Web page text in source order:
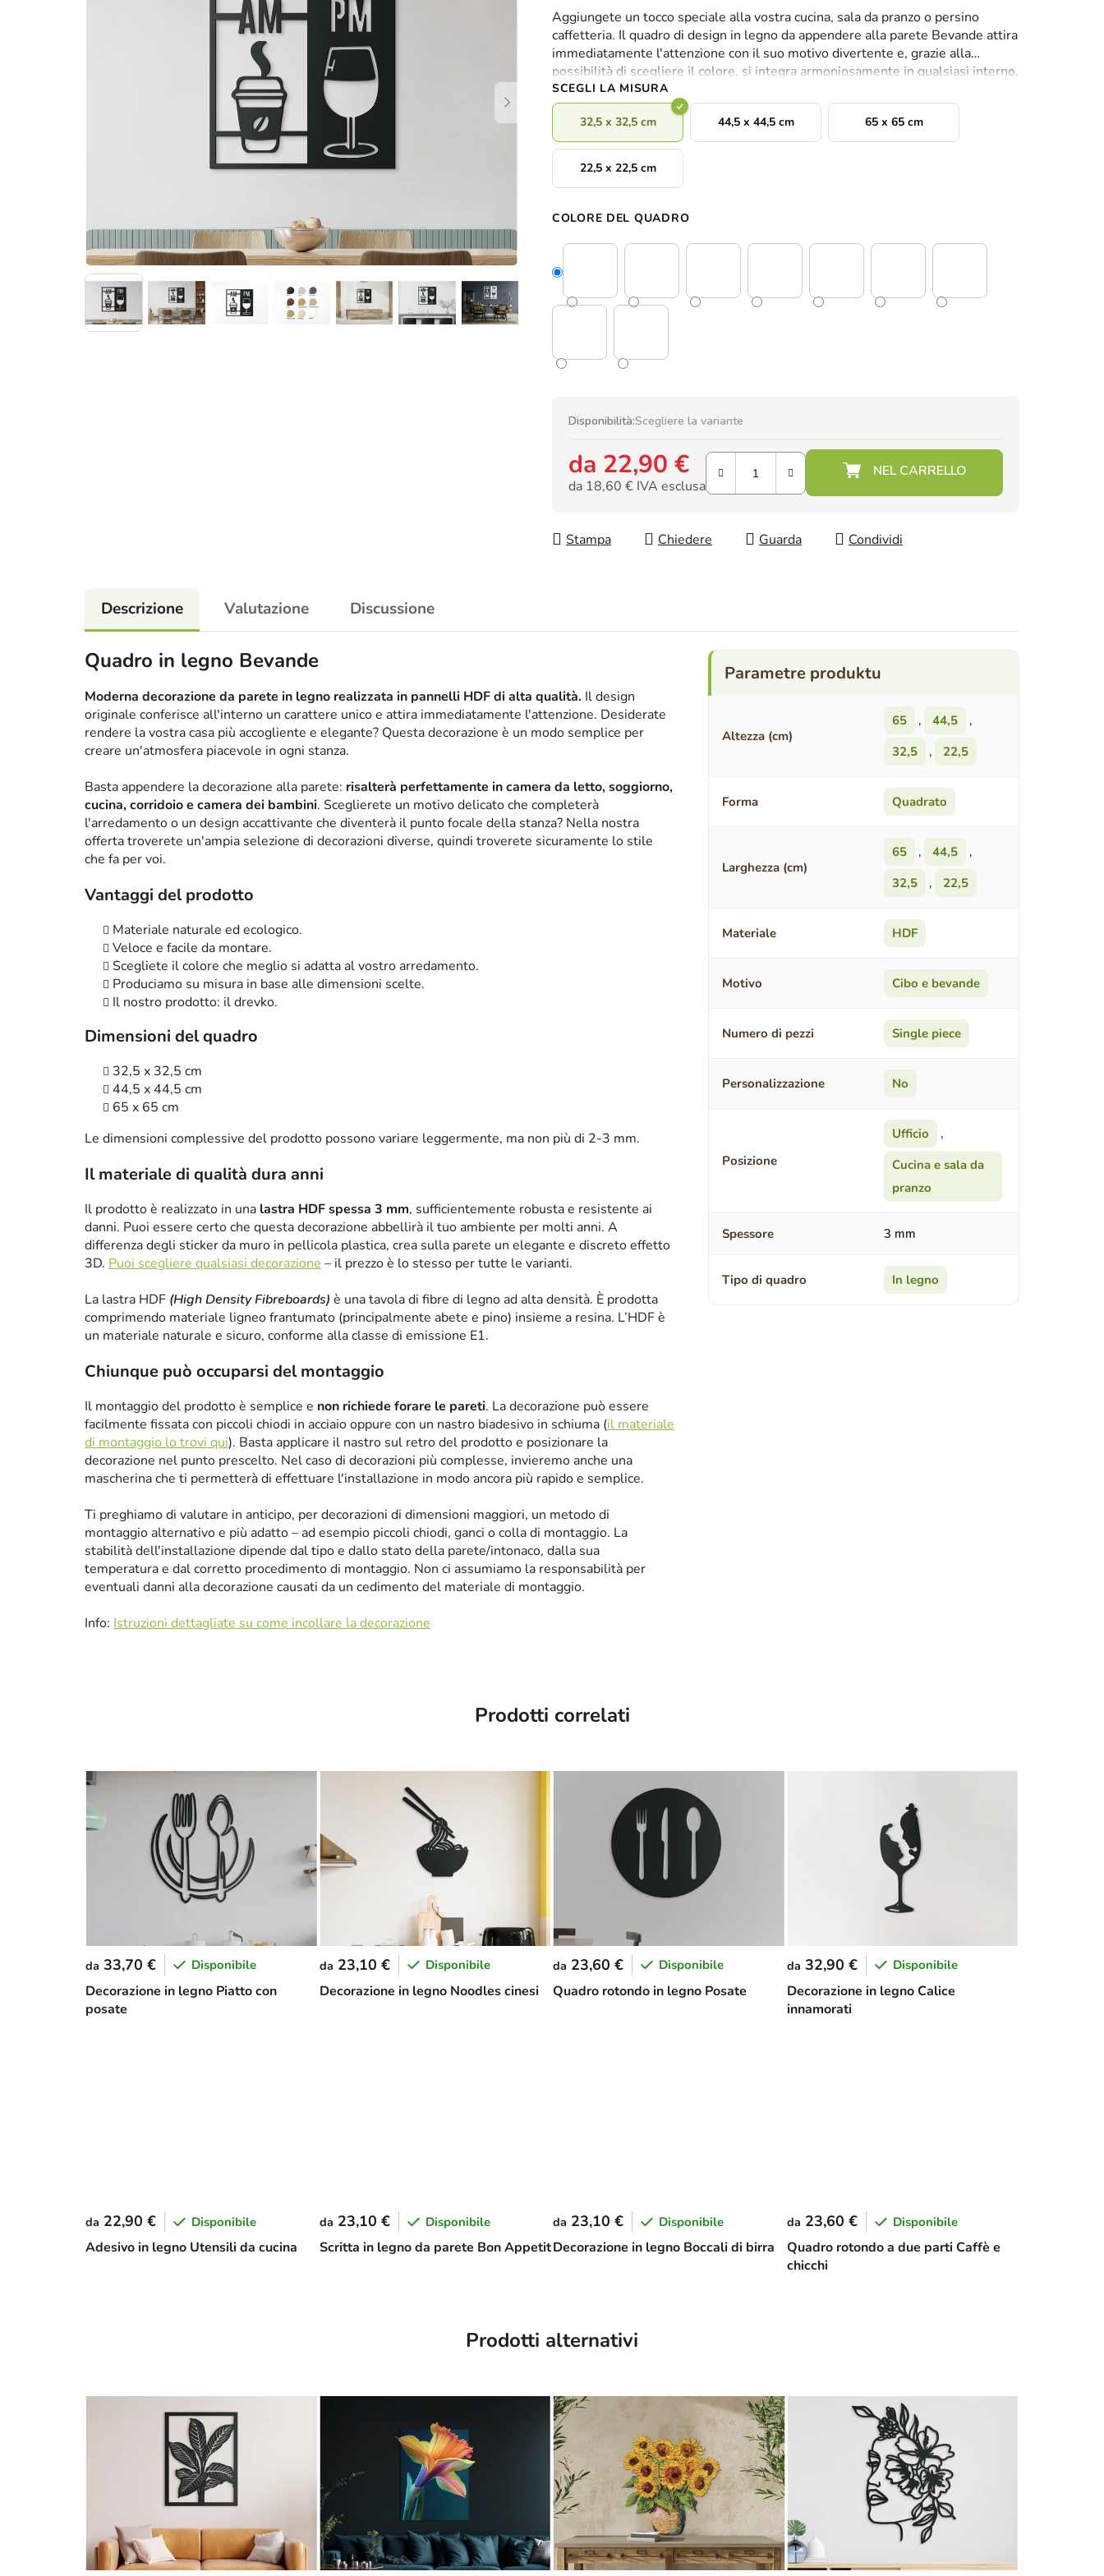
media
del
prodotto
è
0,0
su
stelle.
Aggiungete un tocco speciale alla vostra cucina, sala da pranzo o persino
caffetteria. Il quadro di design in legno da appendere alla parete Bevande attira
immediatamente l'attenzione con il suo motivo divertente e, grazie alla
possibilità di scegliere il colore, si integra armoniosamente in qualsiasi interno.
SCEGLI LA MISURA
32,5 x 32,5 cm 44,5 x 44,5 cm 65 x 65 cm
22,5 x 22,5 cm
COLORE DEL QUADRO
Disponibilità:Scegliere la variante
da 22,90 €
da 18,60 € IVA esclusa
Stampa
Chiedere Guarda Condividi
Descrizione Valutazione Discussione
Quadro in legno Bevande
Moderna decorazione da parete in legno realizzata in pannelli HDF di alta qualità. Il design
originale conferisce all'interno un carattere unico e attira immediatamente l'attenzione. Desiderate
rendere la vostra casa più accogliente e elegante? Questa decorazione è un modo semplice per
creare un'atmosfera piacevole in ogni stanza.
Basta appendere la decorazione alla parete: risalterà perfettamente in camera da letto, soggiorno,
cucina, corridoio e camera dei bambini. Sceglierete un motivo delicato che completerà
l'arredamento o un design accattivante che diventerà il punto focale della stanza? Nella nostra
offerta troverete un'ampia selezione di decorazioni diverse, quindi troverete sicuramente lo stile
che fa per voi.
Vantaggi del prodotto
Materiale naturale ed ecologico.
Veloce e facile da montare.
Scegliete il colore che meglio si adatta al vostro arredamento.
Produciamo su misura in base alle dimensioni scelte.
Il nostro prodotto: il drevko.
Dimensioni del quadro
32,5 x 32,5 cm
44,5 x 44,5 cm
65 x 65 cm
Le dimensioni complessive del prodotto possono variare leggermente, ma non più di 2-3 mm.
Il materiale di qualità dura anni
Il prodotto è realizzato in una lastra HDF spessa 3 mm, sufficientemente robusta e resistente ai
danni. Puoi essere certo che questa decorazione abbellirà il tuo ambiente per molti anni. A
differenza degli sticker da muro in pellicola plastica, crea sulla parete un elegante e discreto effetto
3D. Puoi scegliere qualsiasi decorazione – il prezzo è lo stesso per tutte le varianti.
La lastra HDF (High Density Fibreboards) è una tavola di fibre di legno ad alta densità. È prodotta
comprimendo materiale ligneo frantumato (principalmente abete e pino) insieme a resina. L’HDF è
un materiale naturale e sicuro, conforme alla classe di emissione E1.
Chiunque può occuparsi del montaggio
Il montaggio del prodotto è semplice e non richiede forare le pareti. La decorazione può essere
facilmente fissata con piccoli chiodi in acciaio oppure con un nastro biadesivo in schiuma (il materiale
di montaggio lo trovi qui). Basta applicare il nastro sul retro del prodotto e posizionare la
decorazione nel punto prescelto. Nel caso di decorazioni più complesse, invieremo anche una
mascherina che ti permetterà di effettuare l'installazione in modo ancora più rapido e semplice.
Ti preghiamo di valutare in anticipo, per decorazioni di dimensioni maggiori, un metodo di
montaggio alternativo e più adatto – ad esempio piccoli chiodi, ganci o colla di montaggio. La
stabilità dell'installazione dipende dal tipo e dallo stato della parete/intonaco, dalla sua
temperatura e dal corretto procedimento di montaggio. Non ci assumiamo la responsabilità per
eventuali danni alla decorazione causati da un cedimento del materiale di montaggio.
Info: Istruzioni dettagliate su come incollare la decorazione
Altezza (cm)
65 , 44,5
,
32,5
, 22,5
Forma Quadrato
Larghezza (cm)
65 , 44,5
,
32,5
, 22,5
Materiale HDF
Motivo Cibo e bevande
Numero di pezzi Single piece
Personalizzazione No
Posizione
Ufficio
,
Cucina e sala da
pranzo
Spessore 3 mm
Tipo di quadro In legno
Prodotti correlati
Decorazione in legno Piatto con
posate
da 33,70 € Disponibile
Decorazione in legno Noodles cinesi
da 23,10 € Disponibile
Quadro rotondo in legno Posate
da 23,60 € Disponibile
Decorazione in legno Calice
innamorati
da 32,90 € Disponibile
Adesivo in legno Utensili da cucina
da 22,90 € Disponibile
Scritta in legno da parete Bon Appetit
da 23,10 € Disponibile
Decorazione in legno Boccali di birra
da 23,10 € Disponibile
Quadro rotondo a due parti Caffè e
chicchi
da 23,60 € Disponibile
Prodotti alternativi